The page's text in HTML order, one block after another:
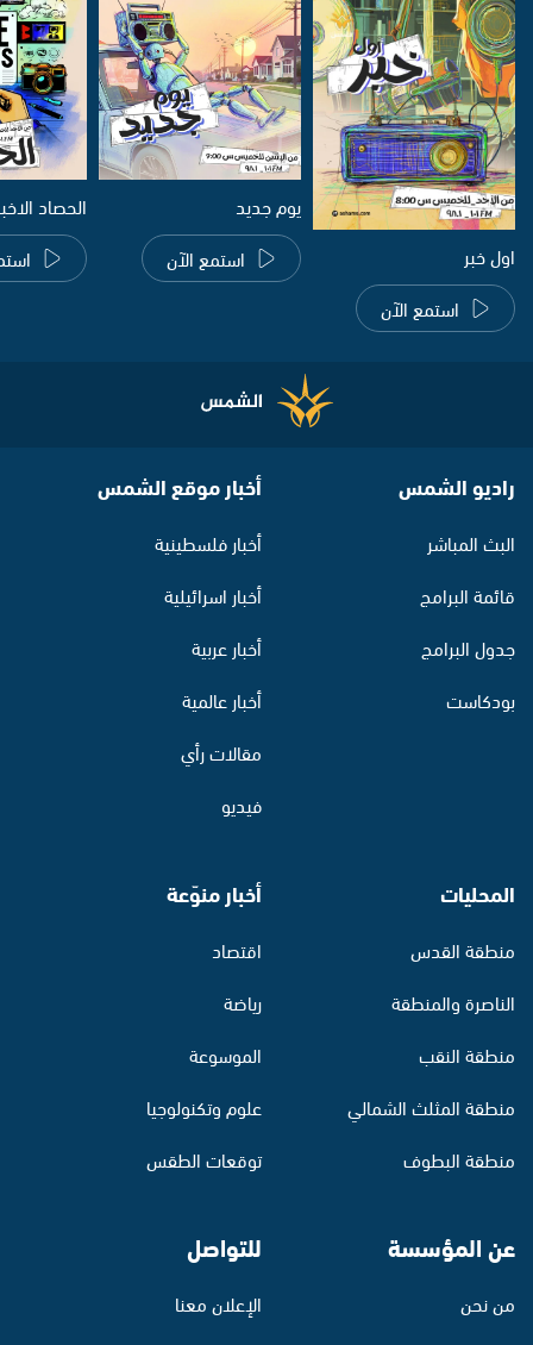
اول خبر
استمع الآن
يوم جديد
استمع الآن
الحصاد
راديو الشمس
البث المباشر
قائمة البرامج
جدول البرامج
بودكاست
أخبار موقع الشمس
أخبار فلسطينية
أخبار اسرائيلية
أخبار عربية
أخبار عالمية
مقالات رأي
فيديو
المحليات
منطقة القدس
الناصرة والمنطقة
منطقة النقب
منطقة المثلث الشمالي
منطقة البطوف
أخبار منوّعة
اقتصاد
رياضة
الموسوعة
علوم وتكنولوجيا
توقعات الطقس
عن المؤسسة
من نحن
للتواصل
الإعلان معنا